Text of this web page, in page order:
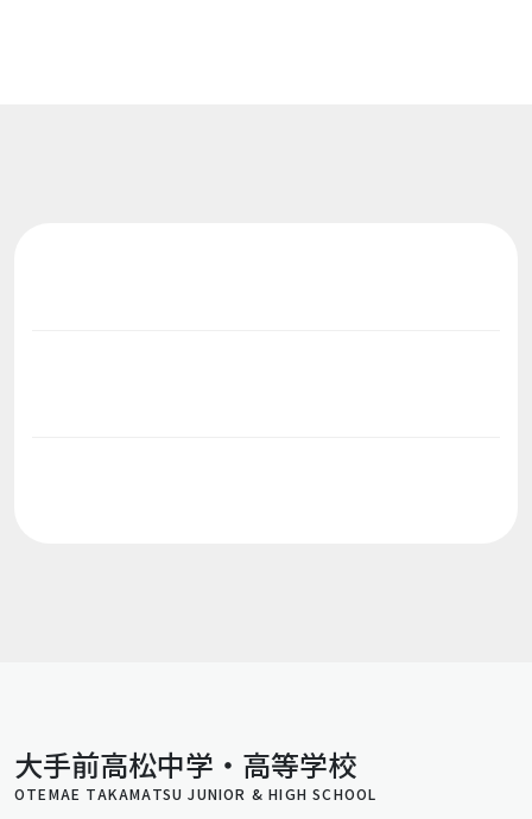
大手前高松中学・高等学校
OTEMAE TAKAMATSU JUNIOR & HIGH SCHOOL